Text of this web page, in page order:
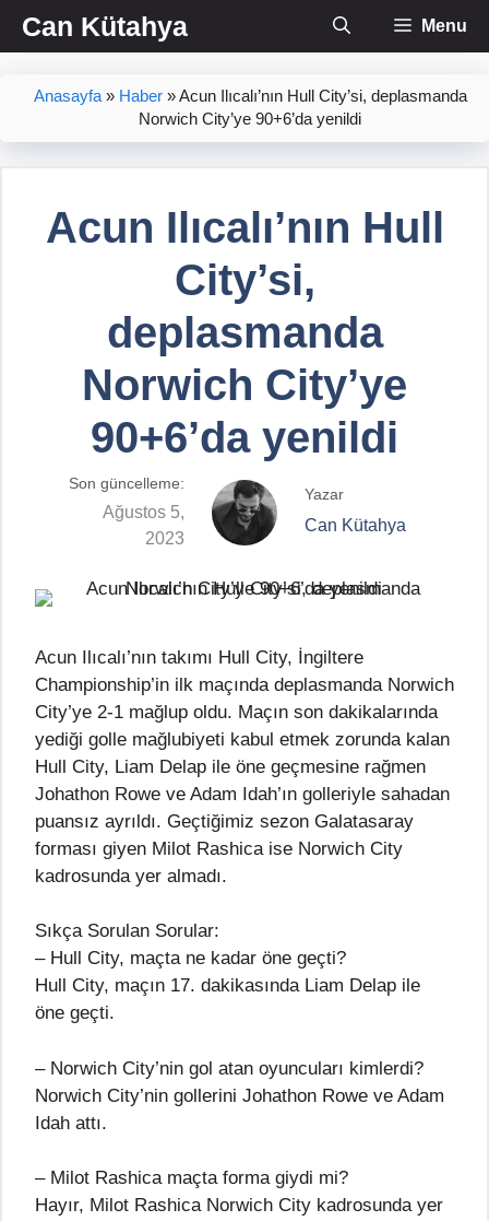
İçeriğe
atlaCan Kütahya Menu
Anasayfa» Haber»Acun Ilıcalı’nın Hull City’si, deplasmanda
Norwich City’ye 90+6’da yenildi
Acun Ilıcalı’nın Hull
City’si,
deplasmanda
Norwich City’ye
90+6’da yenildi
Son güncelleme:
Ağustos 5,
2023
Yazar
Can Kütahya
Acun Ilıcalı’nın takımı Hull City, İngiltere
Championship’in ilk maçında deplasmanda Norwich
City’ye 2-1 mağlup oldu. Maçın son dakikalarında
yediği golle mağlubiyeti kabul etmek zorunda kalan
Hull City, Liam Delap ile öne geçmesine rağmen
Johathon Rowe ve Adam Idah’ın golleriyle sahadan
puansız ayrıldı. Geçtiğimiz sezon Galatasaray
forması giyen Milot Rashica ise Norwich City
kadrosunda yer almadı.
Sıkça Sorulan Sorular:
– Hull City, maçta ne kadar öne geçti?
Hull City, maçın 17. dakikasında Liam Delap ile
öne geçti.
– Norwich City’nin gol atan oyuncuları kimlerdi?
Norwich City’nin gollerini Johathon Rowe ve Adam
Idah attı.
– Milot Rashica maçta forma giydi mi?
Hayır, Milot Rashica Norwich City kadrosunda yer